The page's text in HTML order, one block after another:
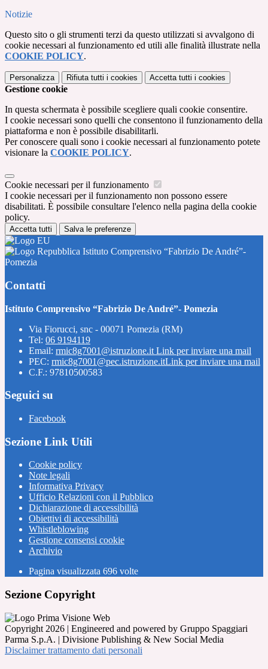
Notizie
Questo sito o gli strumenti terzi da questo utilizzati si avvalgono di
cookie necessari al funzionamento ed utili alle finalità illustrate nella
COOKIE POLICY.
Personalizza Rifiuta tutti i cookies Accetta tutti i cookies
Gestione cookie
In questa schermata è possibile scegliere quali cookie consentire.
I cookie necessari sono quelli che consentono il funzionamento della
piattaforma e non è possibile disabilitarli.
Per conoscere quali sono i cookie necessari al funzionamento potete
visionare la COOKIE POLICY.
Cookie necessari per il funzionamento
I cookie necessari per il funzionamento non possono essere
disabilitati. È possibile consultare l'elenco nella pagina della cookie
policy.
Accetta tutti Salva le preferenze
Istituto Comprensivo “Fabrizio De André”-
Pomezia
Contatti
Istituto Comprensivo “Fabrizio De André”- Pomezia
Via Fiorucci, snc - 00071 Pomezia (RM)
Tel: 06 9194119
Email: rmic8g7001@istruzione.it Link per inviare una mail
PEC: rmic8g7001@pec.istruzione.itLink per inviare una mail
C.F.: 97810500583
Seguici su
Facebook
Sezione Link Utili
Cookie policy
Note legali
Informativa Privacy
Ufficio Relazioni con il Pubblico
Dichiarazione di accessibilità
Obiettivi di accessibilità
Whistleblowing
Gestione consensi cookie
Archivio
Pagina visualizzata 696 volte
Sezione Copyright
Copyright 2026 | Engineered and powered by Gruppo Spaggiari
Parma S.p.A. | Divisione Publishing & New Social Media
Disclaimer trattamento dati personali